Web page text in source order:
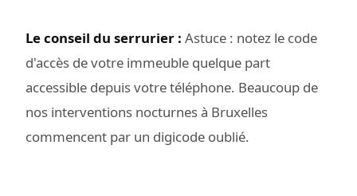
Le conseil du serrurier : Astuce : notez le code
d'accès de votre immeuble quelque part
accessible depuis votre téléphone. Beaucoup de
nos interventions nocturnes à Bruxelles
commencent par un digicode oublié.